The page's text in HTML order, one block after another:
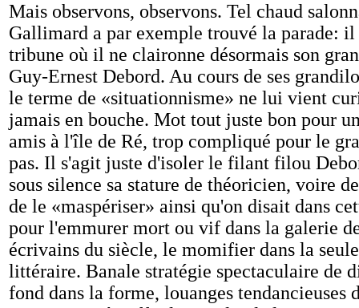
Mais observons, observons. Tel chaud
Gallimard a par exemple trouvé la parade: il
tribune où il ne claironne désormais son
Guy-Ernest Debord. Au cours de ses
le terme de «situationnisme» ne lui vient
jamais en bouche. Mot tout juste bon pour
amis à l'île de Ré, trop compliqué pour le
pas. Il s'agit juste d'isoler le filant filou
sous silence sa stature de théoricien, voire
de le «maspériser» ainsi qu'on disait dans
pour l'emmurer mort ou vif dans la galerie
écrivains du siècle, le momifier dans la
littéraire. Banale stratégie spectaculaire de
fond dans la forme, louanges tendancieuses